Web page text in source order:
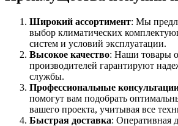
Широкий ассортимент: Мы
выбор климатических
систем и условий эксплуатации.
Высокое качество: Наши товары
производителей гарантируют
службы.
Профессиональные
помогут вам подобрать
вашего проекта, учитывая все
Быстрая доставка: Оперативная